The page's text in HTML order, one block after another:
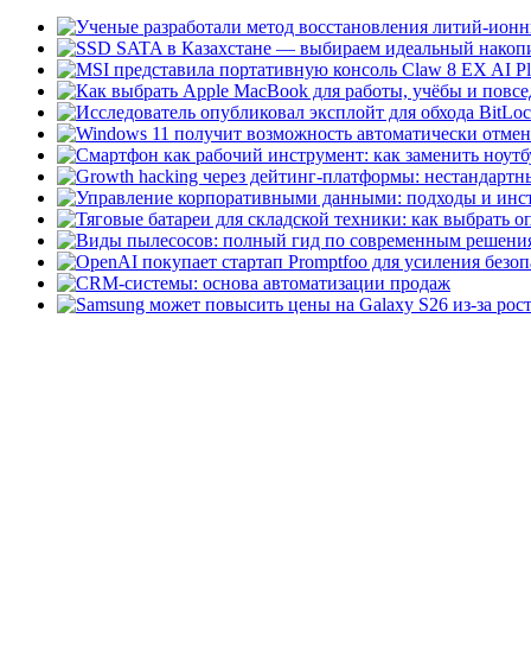
домашних
Pamela for SkypePamela
Speccy PortableSpeccy
вариант популярного
пользователям